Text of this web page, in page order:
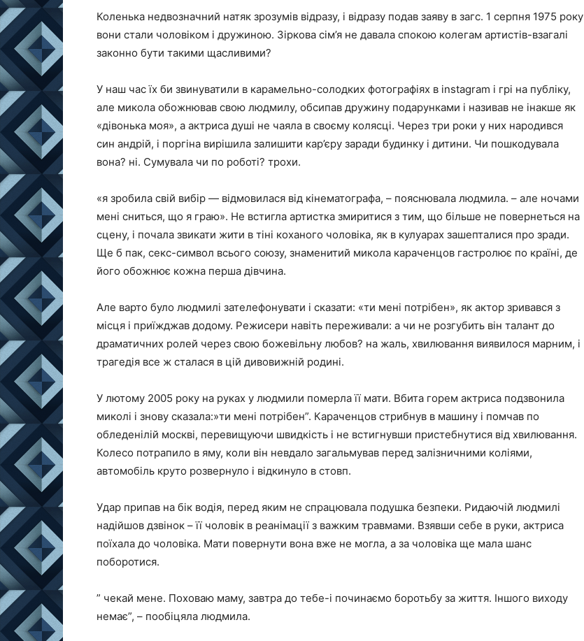
Коленька недвозначний натяк зрозумів відразу, і відразу подав заяву в загс. 1 серпня 1975 року
вони стали чоловіком і дружиною. Зіркова сім’я не давала спокою колегам артистів-взагалі
законно бути такими щасливими?
У наш час їх би звинуватили в карамельно-солодких фотографіях в instagram і грі на публіку,
але микола обожнював свою людмилу, обсипав дружину подарунками і називав не інакше як
«дівонька моя», а актриса душі не чаяла в своєму колясці. Через три роки у них народився
син андрій, і поргіна вирішила залишити кар’єру заради будинку і дитини. Чи пошкодувала
вона? ні. Сумувала чи по роботі? трохи.
«я зробила свій вибір — відмовилася від кінематографа, – пояснювала людмила. – але ночами
мені сниться, що я граю». Не встигла артистка змиритися з тим, що більше не повернеться на
сцену, і почала звикати жити в тіні коханого чоловіка, як в кулуарах зашепталися про зради.
Ще б пак, секс-символ всього союзу, знаменитий микола караченцов гастролює по країні, де
його обожнює кожна перша дівчина.
Але варто було людмилі зателефонувати і сказати: «ти мені потрібен», як актор зривався з
місця і приїжджав додому. Режисери навіть переживали: а чи не розгубить він талант до
драматичних ролей через свою божевільну любов? на жаль, хвилювання виявилося марним, і
трагедія все ж сталася в цій дивовижній родині.
У лютому 2005 року на руках у людмили померла її мати. Вбита горем актриса подзвонила
миколі і знову сказала:»ти мені потрібен”. Караченцов стрибнув в машину і помчав по
обледенілій москві, перевищуючи швидкість і не встигнувши пристебнутися від хвилювання.
Колесо потрапило в яму, коли він невдало загальмував перед залізничними коліями,
автомобіль круто розвернуло і відкинуло в стовп.
Удар припав на бік водія, перед яким не спрацювала подушка безпеки. Ридаючій людмилі
надійшов дзвінок – її чоловік в реанімації з важким травмами. Взявши себе в руки, актриса
поїхала до чоловіка. Мати повернути вона вже не могла, а за чоловіка ще мала шанс
поборотися.
” чекай мене. Поховаю маму, завтра до тебе-і починаємо боротьбу за життя. Іншого виходу
немає”, – пообіцяла людмила.